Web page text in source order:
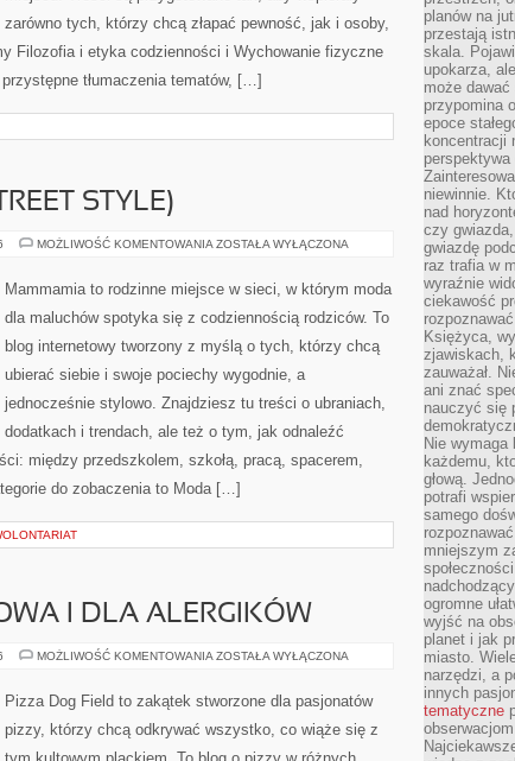
zarówno tych, którzy chcą złapać pewność, jak i osoby,
Filozofia i etyka codzienności i Wychowanie fizyczne
tłumaczenia tematów, […]
STYLE)
MOŻLIWOŚĆ KOMENTOWANIA MODA
STYLE)
ZOSTAŁA WYŁĄCZONA
Mammamia to rodzinne miejsce w sieci, w którym moda
dla maluchów spotyka się z codziennością rodziców. To
blog internetowy tworzony z myślą o tych, którzy chcą
ubierać siebie i swoje pociechy wygodnie, a
jednocześnie stylowo. Znajdziesz tu treści o ubraniach,
dodatkach i trendach, ale też o tym, jak odnaleźć
między przedszkolem, szkołą, pracą, spacerem,
do zobaczenia to Moda […]
I DLA ALERGIKÓW
MOŻLIWOŚĆ KOMENTOWANIA PIZZA
ALERGIKÓW
ZOSTAŁA WYŁĄCZONA
Pizza Dog Field to zakątek stworzone dla pasjonatów
pizzy, którzy chcą odkrywać wszystko, co wiąże się z
planów na
przestają
skala.
upokarza,
może dawać
przypomina
epoce
koncentracji
perspektywa
niewinnie.
nad
czy
gwiazdę
raz trafia w
wyraźnie
ciekawość
Księżyca,
zjawiskach,
zauważał.
ani znać
nauczyć się
Nie
każdemu,
głową.
potrafi
samego
mniejszym
ogromne
wyjść na
planet i jak
miasto.
narzędzi, a
innych
tematyczne